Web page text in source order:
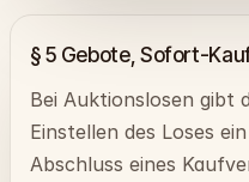
§ 5 Gebote, Sofort-
Bei Auktionslosen gibt
Einstellen des Loses
Abschluss eines